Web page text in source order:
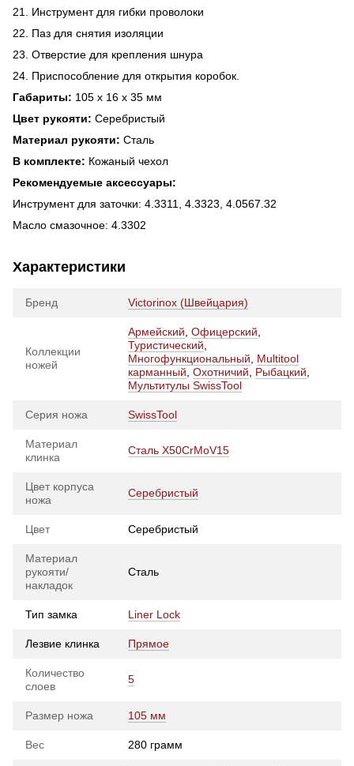
21. Инструмент для гибки проволоки
22. Паз для снятия изоляции
23. Отверстие для крепления шнура
24. Приспособление для открытия коробок.
Габариты: 105 x 16 x 35 мм
Цвет рукояти: Серебристый
Материал рукояти: Сталь
В комплекте: Кожаный чехол
Рекомендуемые аксессуары:
Инструмент для заточки: 4.3311, 4.3323, 4.0567.32
Масло смазочное: 4.3302
Характеристики
Бренд Victorinox (Швейцария)
Коллекции
ножей
Армейский Офицерский
Туристический
Многофункциональный
Multitool
карманный Охотничий Рыбацкий
Мультитулы SwissTool
Серия ножа SwissTool
Материал
клинка
Сталь X50CrMoV15
Цвет корпуса
ножа
Серебристый
Цвет Серебристый
Материал
рукояти/
накладок
Сталь
Тип замка Liner Lock
Лезвие клинка Прямое
Количество
слоев
5
Размер ножа 105 мм
Вес 280 грамм